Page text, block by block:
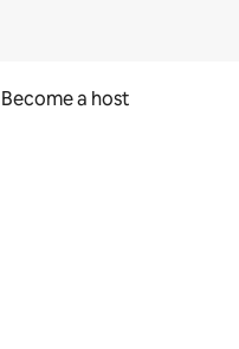
Become a host